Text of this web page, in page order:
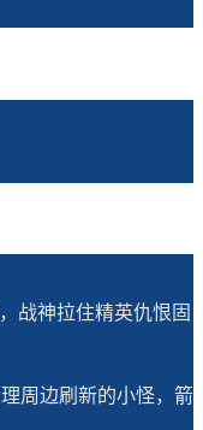
战神拉住精英仇恨固
周边刷新的小怪，箭